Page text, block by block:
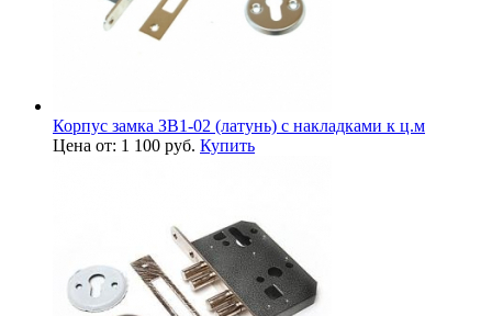
Корпус замка ЗВ1-02 (латунь) с накладками к ц.м
Цена от: 1 100 руб. Купить